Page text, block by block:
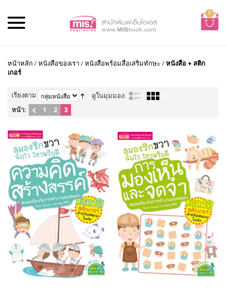
0
หน้าหลัก /หนังสือของเรา /หนังสือพร้อมสื่อเสริมทักษะ /หนังสือ + สติก
เกอร์
เรียงตาม
ดูในมุมมอง:
หน้า:
1 2 3